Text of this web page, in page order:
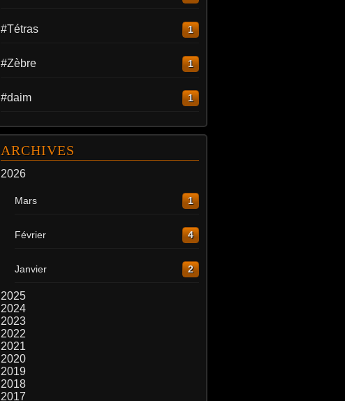
#Tétras 1
#Zèbre 1
#daim 1
ARCHIVES
2026
Mars 1
Février 4
Janvier 2
2025
2024
2023
2022
2021
2020
2019
2018
2017